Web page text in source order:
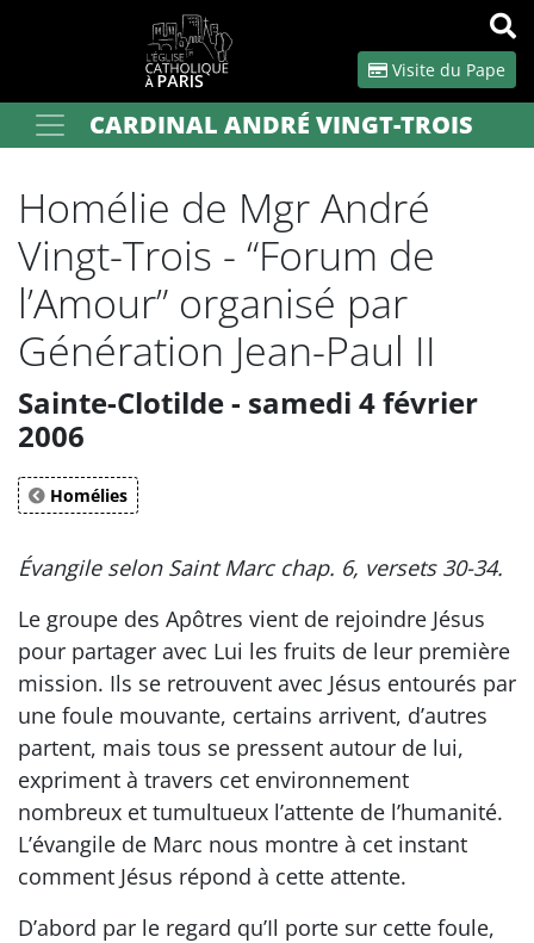
Visite du Pape
Votre recherche OK
CARDINAL ANDRÉ VINGT-TROIS
Homélie de Mgr André
Vingt-Trois - “Forum de
l’Amour” organisé par
Génération Jean-Paul II
Sainte-Clotilde - samedi 4 février
2006
Homélies
Évangile selon Saint Marc chap. 6, versets 30-34.
Le groupe des Apôtres vient de rejoindre Jésus
pour partager avec Lui les fruits de leur première
mission. Ils se retrouvent avec Jésus entourés par
une foule mouvante, certains arrivent, d’autres
partent, mais tous se pressent autour de lui,
expriment à travers cet environnement
nombreux et tumultueux l’attente de l’humanité.
L’évangile de Marc nous montre à cet instant
comment Jésus répond à cette attente.
D’abord par le regard qu’Il porte sur cette foule,
Panneau de gestion des cookies